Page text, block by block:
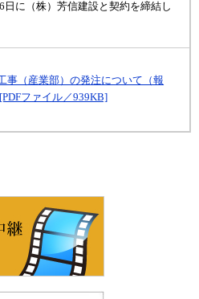
日に（株）芳信建設と契約を締結し
事（産業部）の発注について（報
ファイル／939KB]